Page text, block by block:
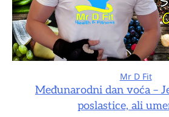
Mr D Fit
Međunarodni dan voća –
poslastice, ali